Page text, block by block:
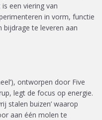
een viering van
in vorm, functie
bijdrage te leveren aan
ontworpen door Five
legt de focus op energie.
stalen buizen’ waarop
aan één molen te